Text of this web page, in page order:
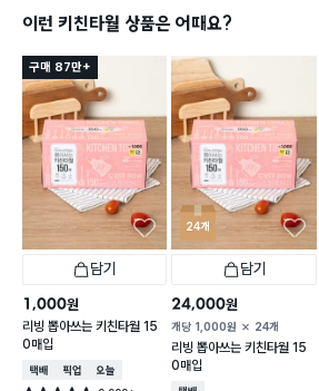
이런 키친타월 상품은 어때요?
구매 87만+
담기
1,000원
리빙 뽑아쓰는 키친타월 15
0매입
택배배송매장픽업오늘배송
24개
담기
24,000원
개당 1,000원 24개
리빙 뽑아쓰는 키친타월 15
0매입